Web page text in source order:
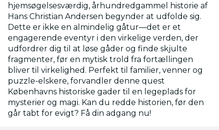
hjemsøgelsesværdig, århundredgammel historie af
Hans Christian Andersen begynder at udfolde sig.
Dette er ikke en almindelig gåtur—det er et
engagerende eventyr i den virkelige verden, der
udfordrer dig til at løse gåder og finde skjulte
fragmenter, før en mytisk trold fra fortællingen
bliver til virkelighed. Perfekt til familier, venner og
puzzle-elskere, forvandler denne quest
Københavns historiske gader til en legeplads for
mysterier og magi. Kan du redde historien, før den
går tabt for evigt? Få din adgang nu!